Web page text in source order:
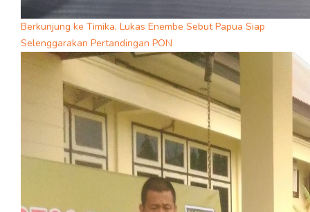
Berkunjung ke Timika, Lukas Enembe Sebut Papua Siap
Selenggarakan Pertandingan PON